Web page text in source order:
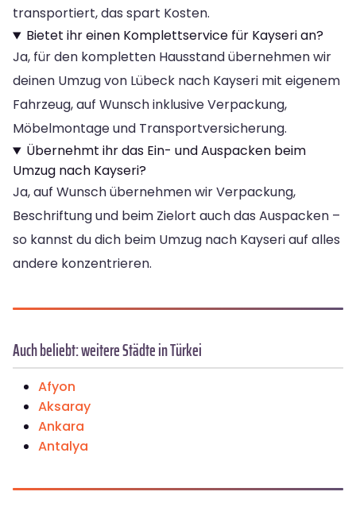
transportiert, das spart Kosten.
Bietet ihr einen Komplettservice für Kayseri an?
Ja, für den kompletten Hausstand übernehmen wir
deinen Umzug von Lübeck nach Kayseri mit eigenem
Fahrzeug, auf Wunsch inklusive Verpackung,
Möbelmontage und Transportversicherung.
Übernehmt ihr das Ein- und Auspacken beim
Umzug nach Kayseri?
Ja, auf Wunsch übernehmen wir Verpackung,
Beschriftung und beim Zielort auch das Auspacken –
so kannst du dich beim Umzug nach Kayseri auf alles
andere konzentrieren.
Auch beliebt: weitere Städte in Türkei
Afyon
Aksaray
Ankara
Antalya